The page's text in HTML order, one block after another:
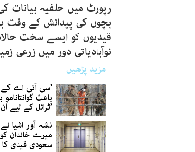
رپورٹ میں حلفیہ بیانات
بچوں کی پیدائش کے وقت
قیدیوں کو ایسے سخت
نوآبادیاتی دور میں زرعی
مزید پڑھیں
’سی آئی اے
باعث
’ٹرائل کے لیے
نشہ آور اشیا
میرے خاندان کو
سعودی قیدی کا